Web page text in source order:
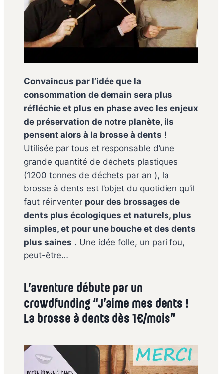
Convaincus par l’idée que la
consommation de demain sera plus
réfléchie et plus en phase avec les enjeux
de préservation de notre planète, ils
pensent alors à la brosse à dents !
Utilisée par tous et responsable d’une
grande quantité de déchets plastiques
(1200 tonnes de déchets par an ), la
brosse à dents est l’objet du quotidien qu’il
faut réinventer pour des brossages de
dents plus écologiques et naturels, plus
simples, et pour une bouche et des dents
plus saines . Une idée folle, un pari fou,
peut-être…
L’aventure débute par un
crowdfunding “J’aime mes dents !
La brosse à dents dès 1€/mois”